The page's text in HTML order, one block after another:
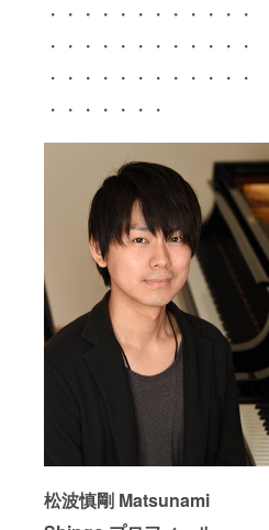
・・・・・・・・・・・・
・・・・・・・・・・・・
・・・・・・・・・・・・
・・・・・・・
松波慎剛 Matsunami